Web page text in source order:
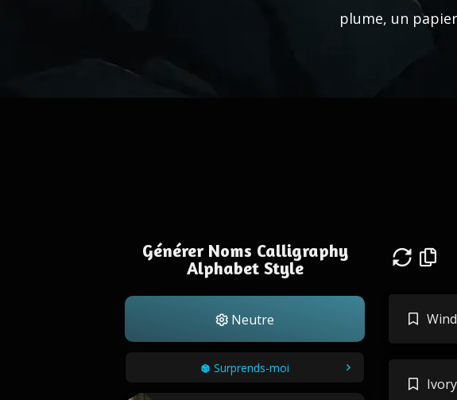
plume, un
Générer Noms Calligraphy
Alphabet Style
Neutre
Surprends-moi